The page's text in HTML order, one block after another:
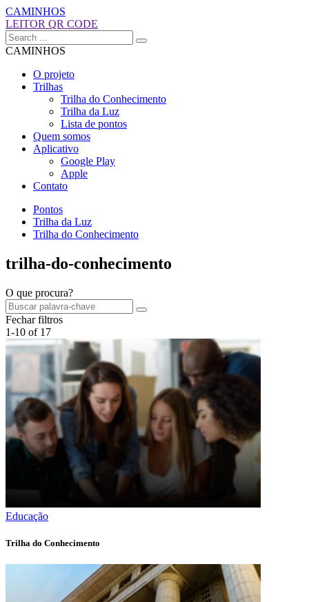
CAMINHOS
LEITOR QR CODE
CAMINHOS
O projeto
Trilhas
Trilha do Conhecimento
Trilha da Luz
Lista de pontos
Quem somos
Aplicativo
Google Play
Apple
Contato
Pontos
Trilha da Luz
Trilha do Conhecimento
trilha-do-conhecimento
O que procura?
Fechar filtros
1-10 of 17
Educação
Trilha do Conhecimento